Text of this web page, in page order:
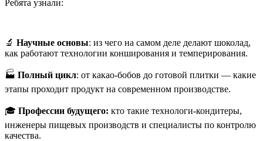
Ребята узнали:
🔬 Научные основы: из чего на самом деле делают шоколад,
как работают технологии конширования и темперирования.
🏭 Полный цикл: от какао-бобов до готовой плитки — какие
этапы проходит продукт на современном производстве.
🎓 Профессии будущего: кто такие технологи-кондитеры,
инженеры пищевых производств и специалисты по контролю
качества.